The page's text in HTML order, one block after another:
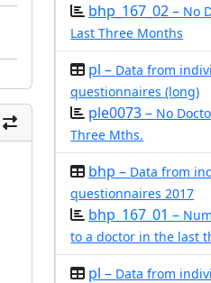
bhp_167_02 – No
Last Three Months
pl – Data from
questionnaires (long)
ple0073 – No
Three Mths.
bhp – Data from
questionnaires 2017
bhp_167_01 –
to a doctor in the last
pl – Data from